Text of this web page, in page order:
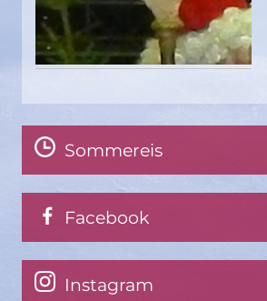
Sommereis
Facebook
Instagram